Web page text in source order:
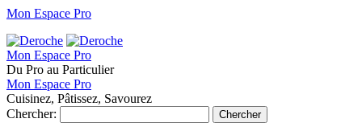
Mon Espace Pro
Mon Espace Pro
Du Pro au Particulier
Mon Espace Pro
Cuisinez, Pâtissez, Savourez
Chercher:
Chercher